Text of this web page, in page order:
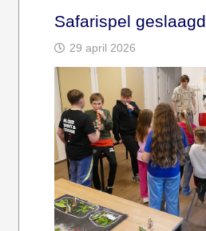
Safarispel geslaagd
29 april 2026